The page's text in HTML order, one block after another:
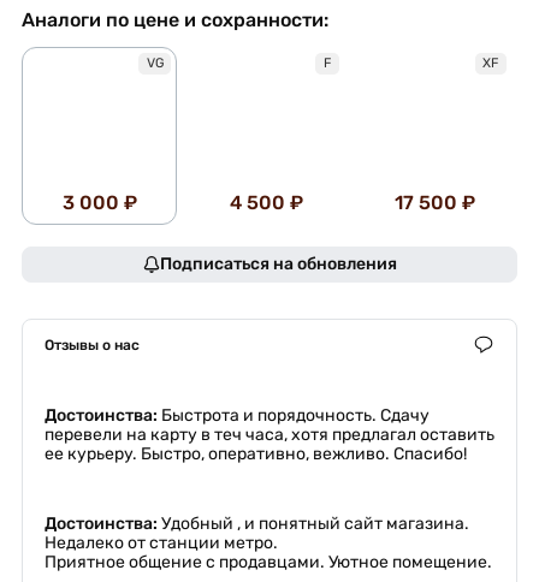
Аналоги по цене и сохранности:
VG
3 000 ₽
F
4 500 ₽
XF
17 500 ₽
Подписаться на обновления
Отзывы о нас
Достоинства: Быстрота и порядочность. Сдачу
перевели на карту в теч часа, хотя предлагал оставить
ее курьеру. Быстро, оперативно, вежливо. Спасибо!
Достоинства: Удобный , и понятный сайт магазина.
Недалеко от станции метро.
Приятное общение с продавцами. Уютное помещение.